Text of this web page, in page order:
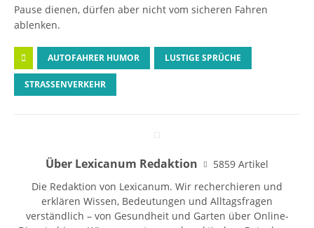
Pause dienen, dürfen aber nicht vom sicheren Fahren
ablenken.
AUTOFAHRER HUMOR LUSTIGE SPRÜCHE
STRASSENVERKEHR
Über Lexicanum Redaktion
5859 Artikel
Die Redaktion von Lexicanum. Wir recherchieren und
erklären Wissen, Bedeutungen und Alltagsfragen
verständlich – von Gesundheit und Garten über Online-